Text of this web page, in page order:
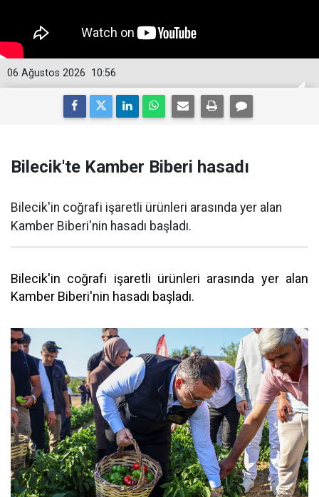
10:56
06 Ağustos 2026
Bilecik'te Kamber Biberi hasadı
Bilecik'in coğrafi işaretli ürünleri arasında yer alan
Kamber Biberi'nin hasadı başladı.
Bilecik'in coğrafi işaretli ürünleri arasında yer alan
Kamber Biberi'nin hasadı başladı.